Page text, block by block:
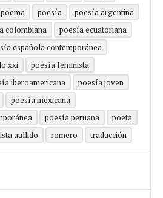
poema poesía
poesía argentina
colombiana
poesía ecuatoriana
española contemporánea
xxi
poesía feminista
iberoamericana
poesía joven
poesía mexicana
poesía peruana
poeta
aullido romero traducción